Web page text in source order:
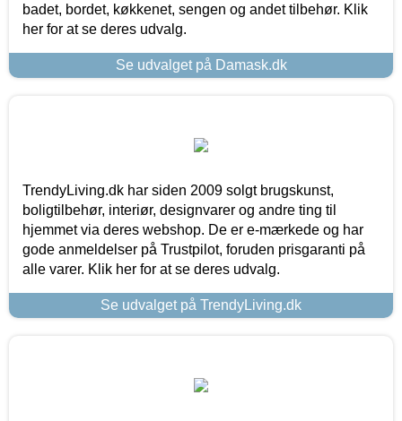
badet, bordet, køkkenet, sengen og andet tilbehør. Klik
her for at se deres udvalg.
Se udvalget på Damask.dk
TrendyLiving.dk har siden 2009 solgt brugskunst,
boligtilbehør, interiør, designvarer og andre ting til
hjemmet via deres webshop. De er e-mærkede og har
gode anmeldelser på Trustpilot, foruden prisgaranti på
alle varer. Klik her for at se deres udvalg.
Se udvalget på TrendyLiving.dk